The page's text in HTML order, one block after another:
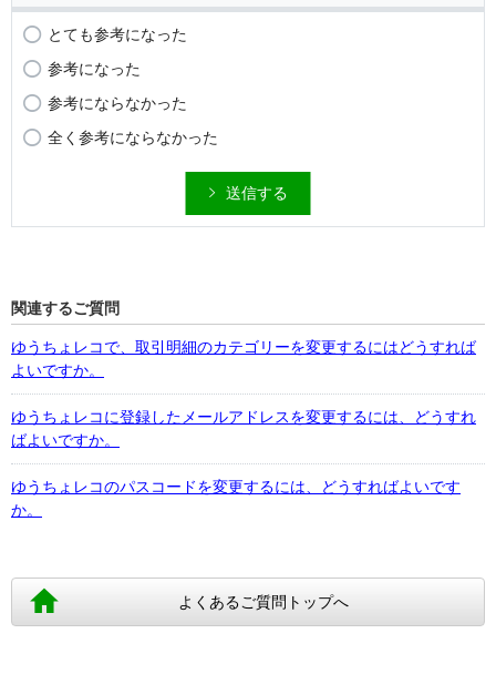
とても参考になった
参考になった
参考にならなかった
全く参考にならなかった
送信する
関連するご質問
ゆうちょレコで、取引明細のカテゴリーを変更するにはどうすれば
よいですか。
ゆうちょレコに登録したメールアドレスを変更するには、どうすれ
ばよいですか。
ゆうちょレコのパスコードを変更するには、どうすればよいです
か。
よくあるご質問トップへ